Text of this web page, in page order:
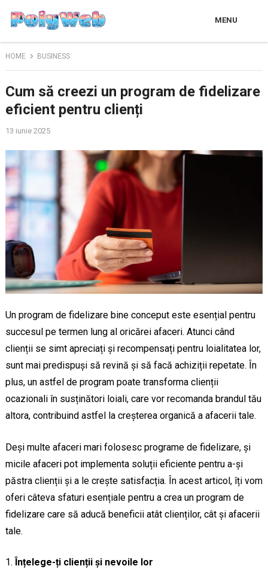
MENU
HOME BUSINESS
Cum să creezi un program de fidelizare
eficient pentru clienți
13 iunie 2025
Un program de fidelizare bine conceput este esențial pentru
succesul pe termen lung al oricărei afaceri. Atunci când
clienții se simt apreciați și recompensați pentru loialitatea lor,
sunt mai predispuși să revină și să facă achiziții repetate. În
plus, un astfel de program poate transforma clienții
ocazionali în susținători loiali, care vor recomanda brandul tău
altora, contribuind astfel la creșterea organică a afacerii tale.
Deși multe afaceri mari folosesc programe de fidelizare, și
micile afaceri pot implementa soluții eficiente pentru a-și
păstra clienții și a le crește satisfacția. În acest articol, îți vom
oferi câteva sfaturi esențiale pentru a crea un program de
fidelizare care să aducă beneficii atât clienților, cât și afacerii
tale.
Înțelege-ți clienții și nevoile lor